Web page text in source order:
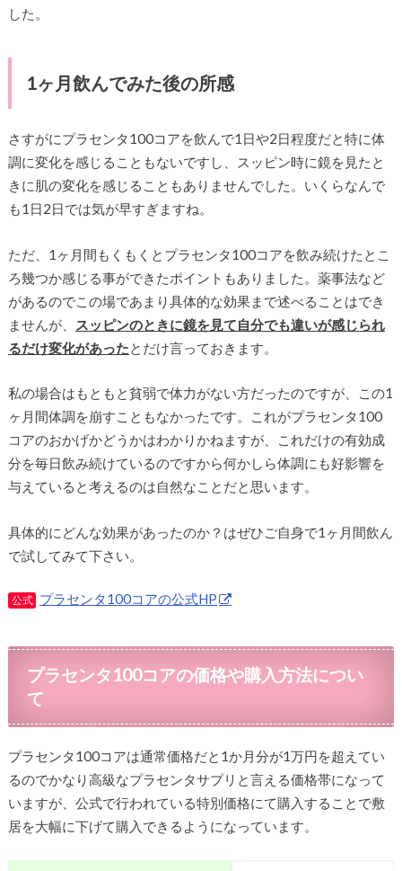
した。
1ヶ月飲んでみた後の所感
さすがにプラセンタ100コアを飲んで1日や2日程度だと特に体
調に変化を感じることもないですし、スッピン時に鏡を見たと
きに肌の変化を感じることもありませんでした。いくらなんで
も1日2日では気が早すぎますね。
ただ、1ヶ月間もくもくとプラセンタ100コアを飲み続けたとこ
ろ幾つか感じる事ができたポイントもありました。薬事法など
があるのでこの場であまり具体的な効果まで述べることはでき
ませんが、
スッピンのときに鏡を見て自分でも違いが感じられ
るだけ変化があったとだけ言っておきます。
私の場合はもともと貧弱で体力がない方だったのですが、この1
ヶ月間体調を崩すこともなかったです。これがプラセンタ100
コアのおかげかどうかはわかりかねますが、これだけの有効成
分を毎日飲み続けているのですから何かしら体調にも好影響を
与えていると考えるのは自然なことだと思います。
具体的にどんな効果があったのか？はぜひご自身で1ヶ月間飲ん
で試してみて下さい。
公式 プラセンタ100コアの公式HP
プラセンタ100コアの価格や購入方法につい
て
プラセンタ100コアは通常価格だと1か月分が1万円を超えてい
るのでかなり高級なプラセンタサプリと言える価格帯になって
いますが、公式で行われている特別価格にて購入することで敷
居を大幅に下げて購入できるようになっています。